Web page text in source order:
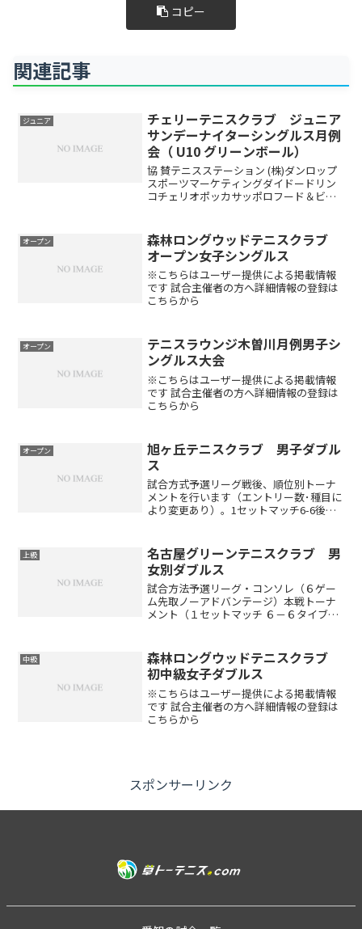
コピー
関連記事
ジュニア
チェリーテニスクラブ ジュニア
サンデーナイターシングルス月例
会（ U10 グリーンボール）
協 賛テニスステーション (株)ダンロップ
スポーツマーケティングダイドードリン
コチェリオポッカサッポロフード＆ビバ
ョン有りますチャレンジマッチも行うの
で最低３試合はで...
オープン
森林ロングウッドテニスクラブ
オープン女子シングルス
※こちらはユーザー提供による掲載情報
です 試合主催者の方へ詳細情報の登録は
こちらから
オープン
テニスラウンジ木曽川月例男子シ
ングルス大会
※こちらはユーザー提供による掲載情報
です 試合主催者の方へ詳細情報の登録は
こちらから
オープン
旭ヶ丘テニスクラブ 男子ダブル
ス
試合方式予選リーグ戦後、順位別トーナ
メントを行います（エントリー数･種目に
より変更あり）。1セットマッチ6-6後タ
車でお越しの方東名高速道路名古屋I.Cよ
り小牧ジャン...
上級
名古屋グリーンテニスクラブ 男
女別ダブルス
試合方法予選リーグ・コンソレ（６ゲー
ム先取ノーアドバンテージ）本戦トーナ
メント（１セットマッチ ６－６タイブレ
催時間午前8:30～9:00 受付 午前9:00 ル
ール説...
中級
森林ロングウッドテニスクラブ
初中級女子ダブルス
※こちらはユーザー提供による掲載情報
です 試合主催者の方へ詳細情報の登録は
こちらから
スポンサーリンク